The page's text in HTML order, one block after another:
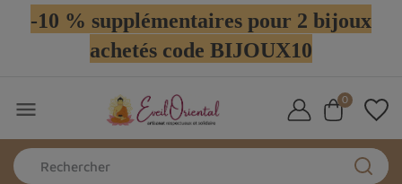
-10 % supplémentaires pour 2 bijoux
achetés code BIJOUX10
 0